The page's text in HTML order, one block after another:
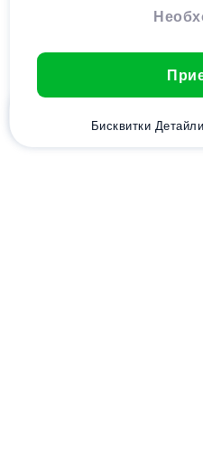
Бисквитки Детайли
Клиент